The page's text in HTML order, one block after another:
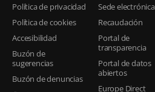
Política de privacidad
Política de cookies
Accesibilidad
Buzón de
sugerencias
Buzón de denuncias
Sede electrónica
Recaudación
Portal de
transparencia
Portal de datos
abiertos
Europe Direct